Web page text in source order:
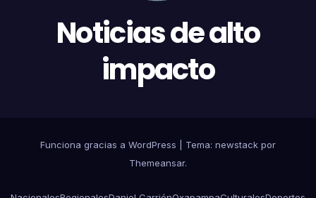
Noticias de alto
impacto
Funciona gracias a WordPress
Tema: newstack por
Themeansar.